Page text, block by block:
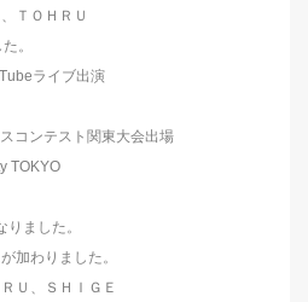
ＴＯＨＲＵ
。
ライブ出演
コンテスト関東大会出場
TOKYO
ました。
加わりました。
Ｕ、ＳＨＩＧＥ